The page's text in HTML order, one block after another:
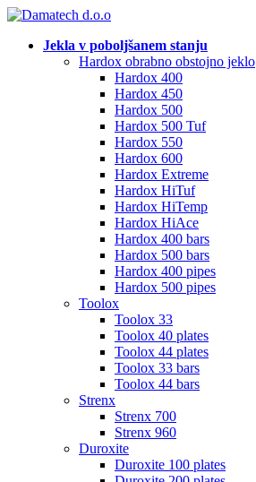
Jekla v poboljšanem stanju
Hardox obrabno obstojno jeklo
Hardox 400
Hardox 450
Hardox 500
Hardox 500 Tuf
Hardox 550
Hardox 600
Hardox Extreme
Hardox HiTuf
Hardox HiTemp
Hardox HiAce
Hardox 400 bars
Hardox 500 bars
Hardox 400 pipes
Hardox 500 pipes
Toolox
Toolox 33
Toolox 40 plates
Toolox 44 plates
Toolox 33 bars
Toolox 44 bars
Strenx
Strenx 700
Strenx 960
Duroxite
Duroxite 100 plates